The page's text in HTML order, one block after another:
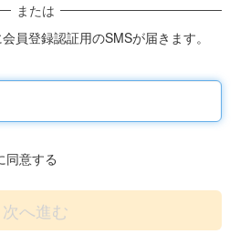
または
員登録認証用のSMSが届きます。
同意する